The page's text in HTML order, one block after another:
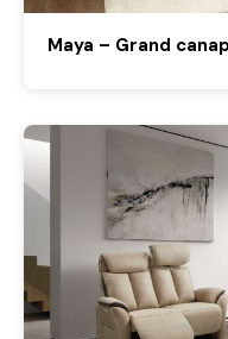
Maya – Grand